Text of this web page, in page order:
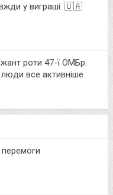
у виграші. 🇺🇦
роти 47-ї ОМБр.
все активніше